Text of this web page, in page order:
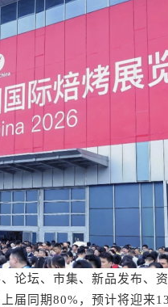
坛、市集、新品发布、资
届同期80%，预计将迎来